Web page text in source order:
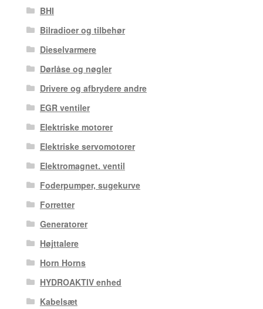
BHI
Bilradioer og tilbehør
Dieselvarmere
Dørlåse og nøgler
Drivere og afbrydere andre
EGR ventiler
Elektriske motorer
Elektriske servomotorer
Elektromagnet. ventil
Foderpumper, sugekurve
Forretter
Generatorer
Højttalere
Horn Horns
HYDROAKTIV enhed
Kabelsæt